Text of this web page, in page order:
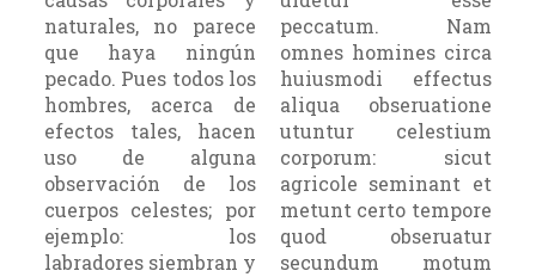
naturales, no parece
que haya ningún
pecado. Pues todos los
hombres, acerca de
efectos tales, hacen
uso de alguna
observación de los
cuerpos celestes; por
ejemplo: los
labradores siembran y
peccatum. Nam
omnes homines circa
huiusmodi effectus
aliqua obseruatione
utuntur celestium
corporum: sicut
agricole seminant et
metunt certo tempore
quod obseruatur
secundum motum